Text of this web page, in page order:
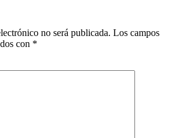
no será publicada. Los campos
con *